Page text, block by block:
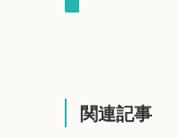
関連記事